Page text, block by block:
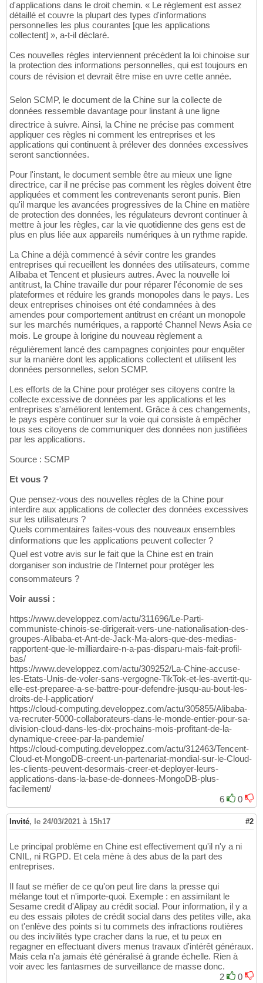
d'applications dans le droit chemin. « Le règlement est assez
détaillé et couvre la plupart des types d'informations
personnelles les plus courantes [que les applications
collectent] », a-t-il déclaré.
Ces nouvelles règles interviennent précèdent la loi chinoise sur
la protection des informations personnelles, qui est toujours en
cours de révision et devrait être mise en uvre cette année.
Selon SCMP, le document de la Chine sur la collecte de
données ressemble davantage pour linstant à une ligne
directrice à suivre. Ainsi, la Chine ne précise pas comment
appliquer ces règles ni comment les entreprises et les
applications qui continuent à prélever des données excessives
seront sanctionnées.
Pour l'instant, le document semble être au mieux une ligne
directrice, car il ne précise pas comment les règles doivent être
appliquées et comment les contrevenants seront punis. Bien
qu'il marque les avancées progressives de la Chine en matière
de protection des données, les régulateurs devront continuer à
mettre à jour les règles, car la vie quotidienne des gens est de
plus en plus liée aux appareils numériques à un rythme rapide.
La Chine a déjà commencé à sévir contre les grandes
entreprises qui recueillent les données des utilisateurs, comme
Alibaba et Tencent et plusieurs autres. Avec la nouvelle loi
antitrust, la Chine travaille dur pour réparer l'économie de ses
plateformes et réduire les grands monopoles dans le pays. Les
deux entreprises chinoises ont été condamnées à des
amendes pour comportement antitrust en créant un monopole
sur les marchés numériques, a rapporté Channel News Asia ce
mois. Le groupe à lorigine du nouveau règlement a
régulièrement lancé des campagnes conjointes pour enquêter
sur la manière dont les applications collectent et utilisent les
données personnelles, selon SCMP.
Les efforts de la Chine pour protéger ses citoyens contre la
collecte excessive de données par les applications et les
entreprises s'améliorent lentement. Grâce à ces changements,
le pays espère continuer sur la voie qui consiste à empêcher
tous ses citoyens de communiquer des données non justifiées
par les applications.
Source : SCMP
Et vous ?
Que pensez-vous des nouvelles règles de la Chine pour
interdire aux applications de collecter des données excessives
sur les utilisateurs ?
Quels commentaires faites-vous des nouveaux ensembles
dinformations que les applications peuvent collecter ?
Quel est votre avis sur le fait que la Chine est en train
dorganiser son industrie de l'Internet pour protéger les
consommateurs ?
Voir aussi :
https://www.developpez.com/actu/311696/Le-Parti-
communiste-chinois-se-dirigerait-vers-une-nationalisation-des-
groupes-Alibaba-et-Ant-de-Jack-Ma-alors-que-des-medias-
rapportent-que-le-milliardaire-n-a-pas-disparu-mais-fait-profil-
bas/
https://www.developpez.com/actu/309252/La-Chine-accuse-
les-Etats-Unis-de-voler-sans-vergogne-TikTok-et-les-avertit-qu-
elle-est-preparee-a-se-battre-pour-defendre-jusqu-au-bout-les-
droits-de-l-application/
https://cloud-computing.developpez.com/actu/305855/Alibaba-
va-recruter-5000-collaborateurs-dans-le-monde-entier-pour-sa-
division-cloud-dans-les-dix-prochains-mois-profitant-de-la-
dynamique-creee-par-la-pandemie/
https://cloud-computing.developpez.com/actu/312463/Tencent-
Cloud-et-MongoDB-creent-un-partenariat-mondial-sur-le-Cloud-
les-clients-peuvent-desormais-creer-et-deployer-leurs-
applications-dans-la-base-de-donnees-MongoDB-plus-
facilement/
6
0
Invité, le 24/03/2021 à 15h17 #2
Le principal problème en Chine est effectivement qu'il n'y a ni
CNIL, ni RGPD. Et cela mène à des abus de la part des
entreprises.
Il faut se méfier de ce qu'on peut lire dans la presse qui
mélange tout et n'importe-quoi. Exemple : en assimilant le
Sesame credit d'Alipay au crédit social. Pour information, il y a
eu des essais pilotes de crédit social dans des petites ville, aka
on t'enlève des points si tu commets des infractions routières
ou des incivilités type cracher dans la rue, et tu peux en
regagner en effectuant divers menus travaux d'intérêt généraux.
Mais cela n'a jamais été généralisé à grande échelle. Rien à
voir avec les fantasmes de surveillance de masse donc.
2
0